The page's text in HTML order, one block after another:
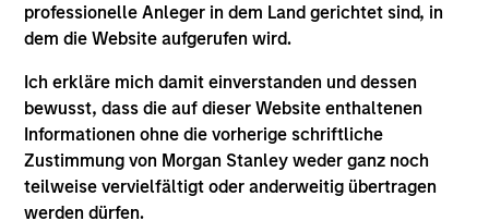
professionelle Anleger in dem Land gerichtet sind, in
dem die Website aufgerufen wird.
Ich erkläre mich damit einverstanden und dessen
bewusst, dass die auf dieser Website enthaltenen
Informationen ohne die vorherige schriftliche
Zustimmung von Morgan Stanley weder ganz noch
teilweise vervielfältigt oder anderweitig übertragen
werden dürfen.
Calvert is a pioneer in Responsible Investing with 40
years of leadership and innovation in the industry. We are
driven by a dual mandate to provide competitive
investment performance and opportunities for positive
global change for our clients.
2